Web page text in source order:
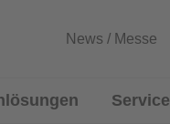
News / Messe
Service